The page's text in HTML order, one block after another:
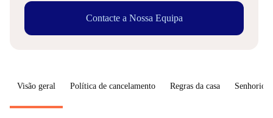
Contacte a Nossa Equipa
Visão geral Política de cancelamento Regras da casa Senhorio